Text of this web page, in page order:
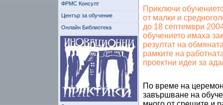
ФРМС Консулт
Център за обучение
Онлайн Библиотека
Приключи
от малки и
до 18 септември
обучението имаха
резултат на
рамките на
проектни идеи за
По време на
завършване на